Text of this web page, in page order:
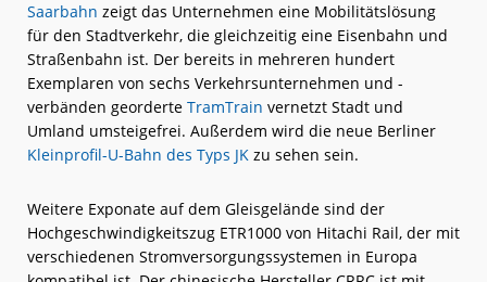
Saarbahn zeigt das Unternehmen eine Mobilitätslösung
für den Stadtverkehr, die gleichzeitig eine Eisenbahn und
Straßenbahn ist. Der bereits in mehreren hundert
Exemplaren von sechs Verkehrsunternehmen und -
verbänden georderte TramTrain vernetzt Stadt und
Umland umsteigefrei. Außerdem wird die neue Berliner
Kleinprofil-U-Bahn des Typs JK zu sehen sein.
Weitere Exponate auf dem Gleisgelände sind der
Hochgeschwindigkeitszug ETR1000 von Hitachi Rail, der mit
verschiedenen Stromversorgungssystemen in Europa